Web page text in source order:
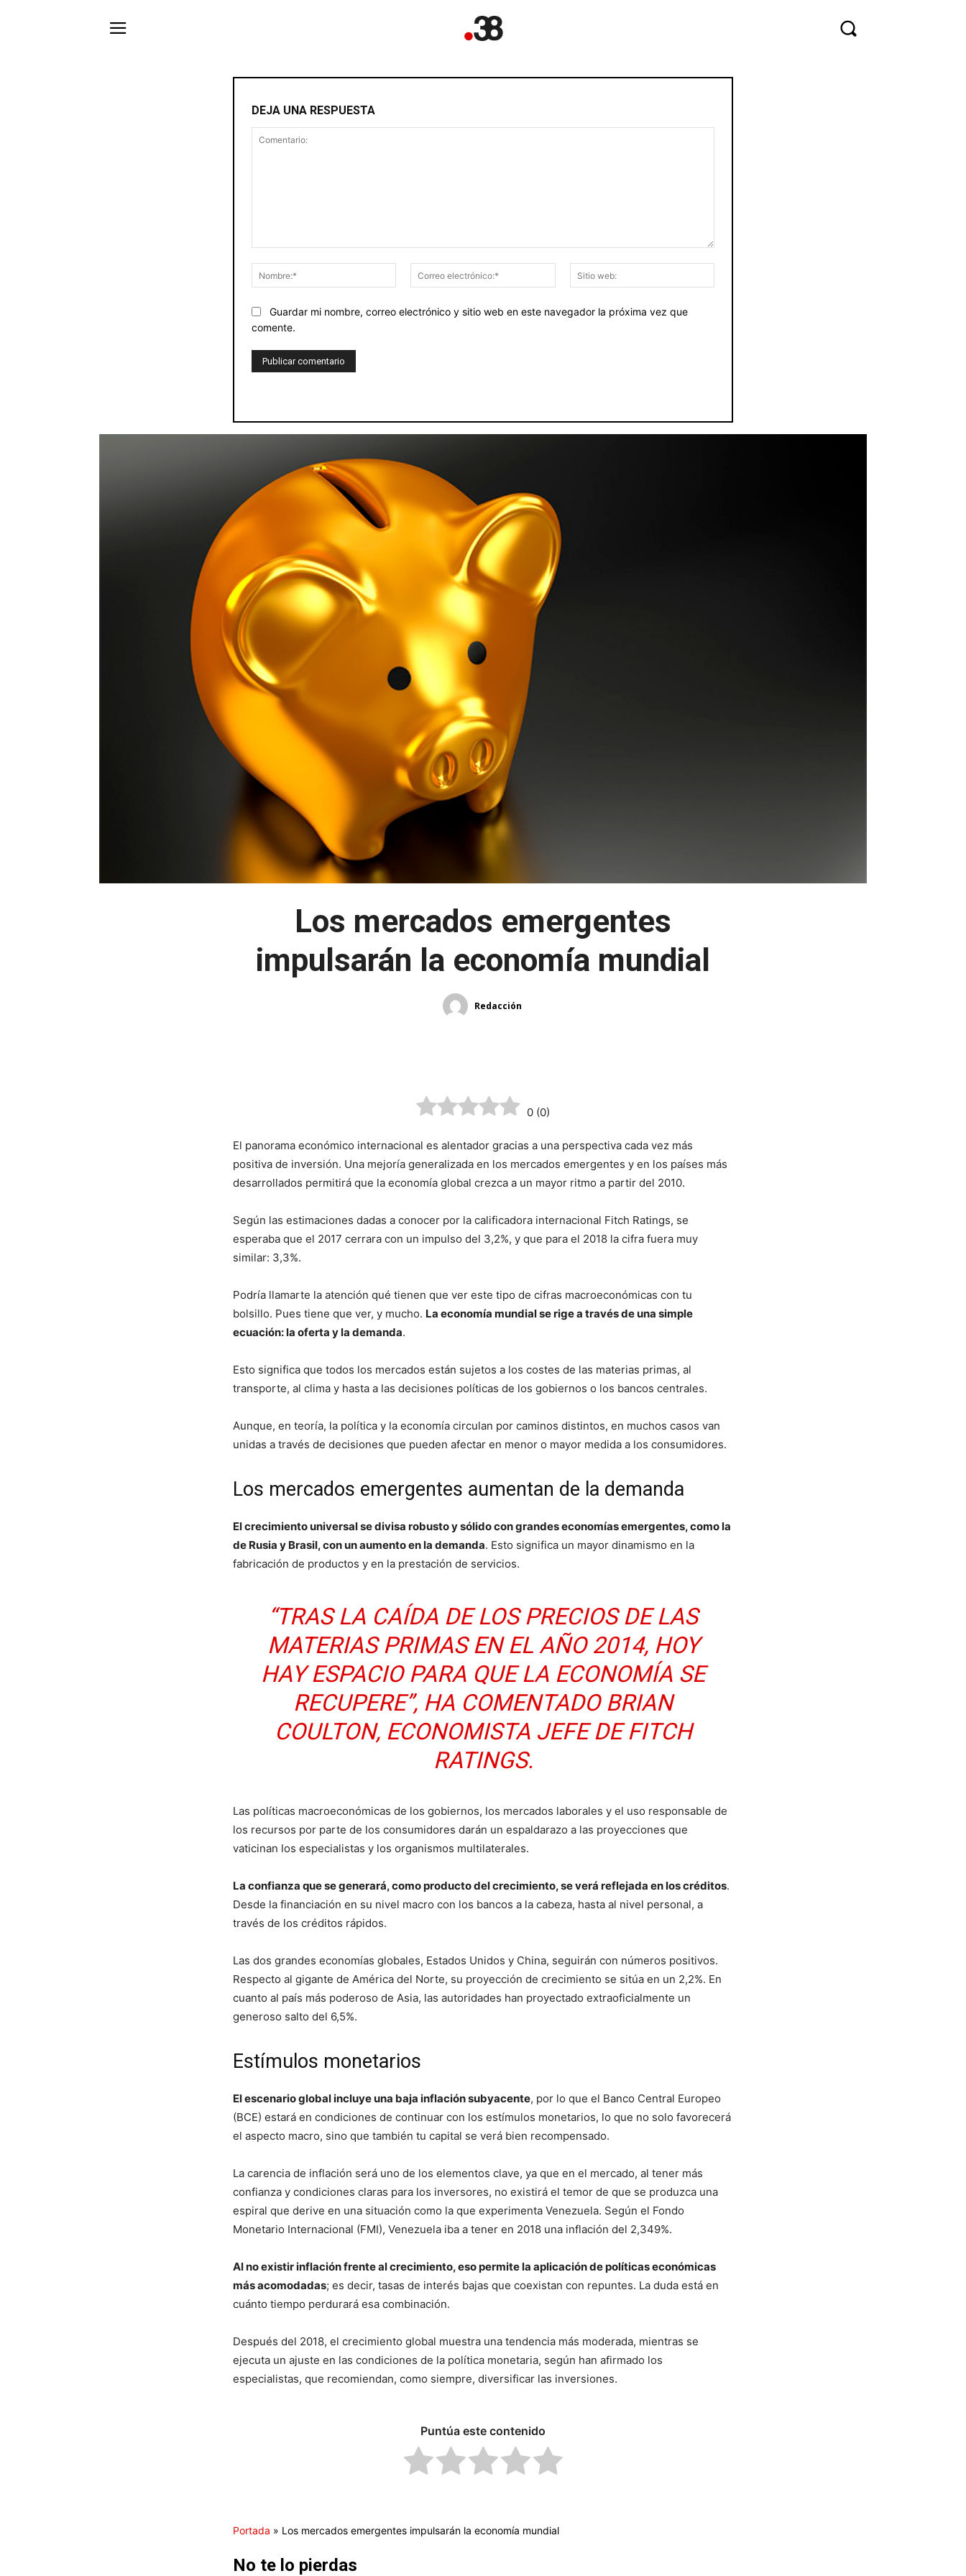
DEJA UNA RESPUESTA
Nombre:*
Correo
electrónico:*
web:
Guardar mi nombre, correo electrónico y sitio web en este navegador la próxima vez que
comente.
Los mercados emergentes
impulsarán la economía mundial
Redacción
0 (0)
El panorama económico internacional es alentador gracias a una perspectiva cada vez más
positiva de inversión. Una mejoría generalizada en los mercados emergentes y en los países más
desarrollados permitirá que la economía global crezca a un mayor ritmo a partir del 2010.
Según las estimaciones dadas a conocer por la calificadora internacional Fitch Ratings, se
esperaba que el 2017 cerrara con un impulso del 3,2%, y que para el 2018 la cifra fuera muy
similar: 3,3%.
Podría llamarte la atención qué tienen que ver este tipo de cifras macroeconómicas con tu
bolsillo. Pues tiene que ver, y mucho. La economía mundial se rige a través de una simple
ecuación: la oferta y la demanda.
Esto significa que todos los mercados están sujetos a los costes de las materias primas, al
transporte, al clima y hasta a las decisiones políticas de los gobiernos o los bancos centrales.
Aunque, en teoría, la política y la economía circulan por caminos distintos, en muchos casos van
unidas a través de decisiones que pueden afectar en menor o mayor medida a los consumidores.
Los mercados emergentes aumentan de la demanda
El crecimiento universal se divisa robusto y sólido con grandes economías emergentes, como la
de Rusia y Brasil, con un aumento en la demanda. Esto significa un mayor dinamismo en la
fabricación de productos y en la prestación de servicios.
“TRAS LA CAÍDA DE LOS PRECIOS DE LAS
MATERIAS PRIMAS EN EL AÑO 2014, HOY
HAY ESPACIO PARA QUE LA ECONOMÍA SE
RECUPERE”, HA COMENTADO BRIAN
COULTON, ECONOMISTA JEFE DE FITCH
RATINGS.
Las políticas macroeconómicas de los gobiernos, los mercados laborales y el uso responsable de
los recursos por parte de los consumidores darán un espaldarazo a las proyecciones que
vaticinan los especialistas y los organismos multilaterales.
La confianza que se generará, como producto del crecimiento, se verá reflejada en los créditos.
Desde la financiación en su nivel macro con los bancos a la cabeza, hasta al nivel personal, a
través de los créditos rápidos.
Las dos grandes economías globales, Estados Unidos y China, seguirán con números positivos.
Respecto al gigante de América del Norte, su proyección de crecimiento se sitúa en un 2,2%. En
cuanto al país más poderoso de Asia, las autoridades han proyectado extraoficialmente un
generoso salto del 6,5%.
Estímulos monetarios
El escenario global incluye una baja inflación subyacente, por lo que el Banco Central Europeo
(BCE) estará en condiciones de continuar con los estímulos monetarios, lo que no solo favorecerá
el aspecto macro, sino que también tu capital se verá bien recompensado.
La carencia de inflación será uno de los elementos clave, ya que en el mercado, al tener más
confianza y condiciones claras para los inversores, no existirá el temor de que se produzca una
espiral que derive en una situación como la que experimenta Venezuela. Según el Fondo
Monetario Internacional (FMI), Venezuela iba a tener en 2018 una inflación del 2,349%.
Al no existir inflación frente al crecimiento, eso permite la aplicación de políticas económicas
más acomodadas; es decir, tasas de interés bajas que coexistan con repuntes. La duda está en
cuánto tiempo perdurará esa combinación.
Después del 2018, el crecimiento global muestra una tendencia más moderada, mientras se
ejecuta un ajuste en las condiciones de la política monetaria, según han afirmado los
especialistas, que recomiendan, como siempre, diversificar las inversiones.
Puntúa este contenido
Portada » Los mercados emergentes impulsarán la economía mundial
No te lo pierdas